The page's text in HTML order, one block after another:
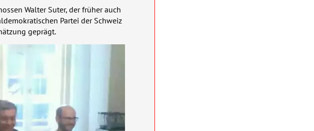
Walter Suter, der früher auch
Partei der Schweiz
geprägt.